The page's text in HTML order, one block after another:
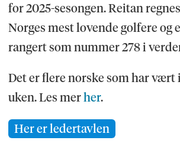
for 2025-sesongen. Reitan
Norges mest lovende golfere og
rangert som nummer 278 i
Det er flere norske som har vært
uken. Les merher.
Her er ledertavlen